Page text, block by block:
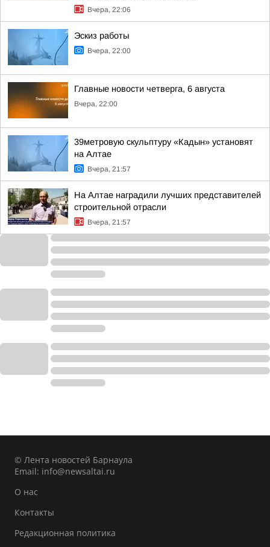
Вчера, 22:06
Эскиз работы
Вчера, 22:00
Главные новости четверга, 6 августа
Вчера, 22:00
39метровую скульптуру «Кадын» установят
на Алтае
Вчера, 21:57
На Алтае наградили лучших представителей
строительной отрасли
Вчера, 21:57
© Лента новостей Барнаула
Email: info@newsaltai.ru
О нас
Контакты
Редакционная политика